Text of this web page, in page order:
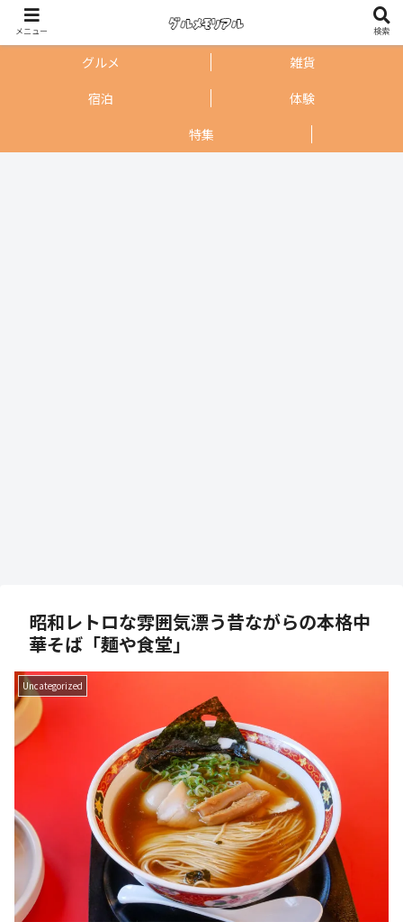
グルメ
雑貨
宿泊
体験
特集
昭和レトロな雰囲気漂う昔ながらの本格中
華そば「麺や食堂」
Uncategorized
メニュー 検索